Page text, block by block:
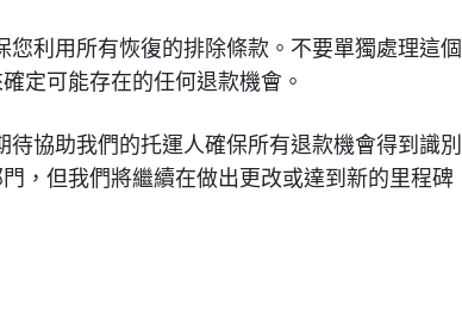
利用所有恢復的排除條款。不要單獨處理這個
定可能存在的任何退款機會。
協助我們的托運人確保所有退款機會得到識別
，但我們將繼續在做出更改或達到新的里程碑